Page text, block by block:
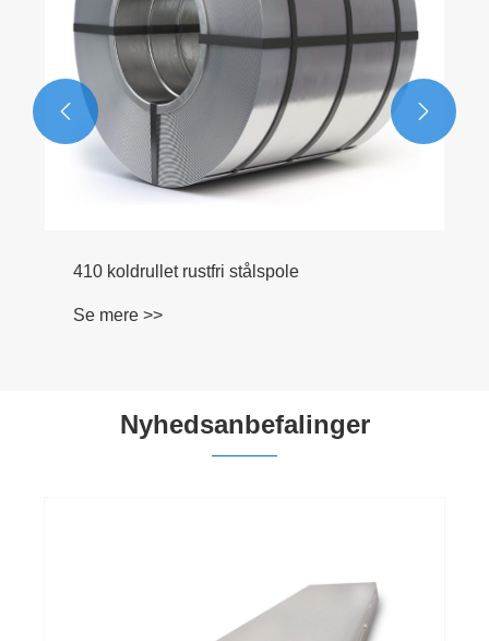
 
Nyhedsanbefalinger